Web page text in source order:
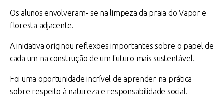
Os alunos envolveram- se na limpeza da praia do Vapor e
floresta adjacente.
A iniciativa originou reflexões importantes sobre o papel de
cada um na construção de um futuro mais sustentável.
Foi uma oportunidade incrível de aprender na prática
sobre respeito à natureza e responsabilidade social.